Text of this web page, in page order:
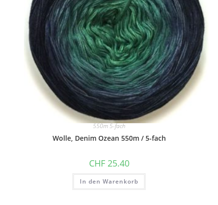
550m 5-fach
Wolle, Denim Ozean 550m / 5-fach
CHF25.40
In den Warenkorb